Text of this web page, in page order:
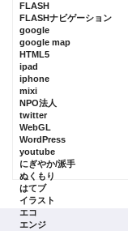
FLASH
FLASHナビゲーション
google
google map
HTML5
ipad
iphone
mixi
NPO法人
twitter
WebGL
WordPress
youtube
にぎやか/派手
ぬくもり
はてブ
イラスト
エコ
エンジ